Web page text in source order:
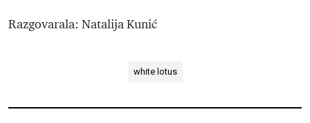
Razgovarala: Natalija Kunić
white lotus